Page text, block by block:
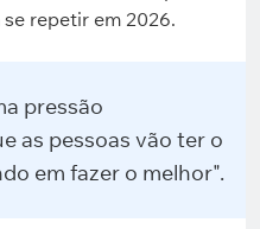
repetir em 2026.
pressão
as pessoas vão ter o
em fazer o melhor".